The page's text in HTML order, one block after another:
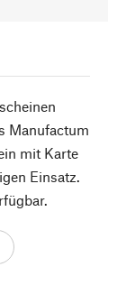
Manufactum
mit Karte
Einsatz.